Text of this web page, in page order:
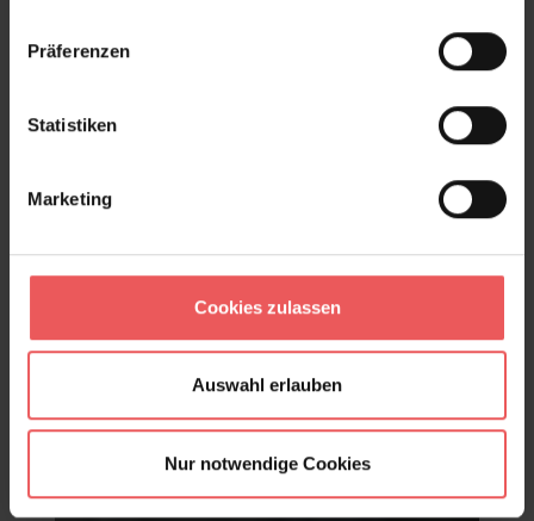
Präferenzen
Statistiken
Marketing
Cookies zulassen
Auswahl erlauben
Nur notwendige Cookies
PARADISO TAMAKI